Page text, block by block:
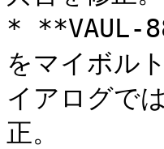
* **VAUL-
をマイボル
イアログで
正。